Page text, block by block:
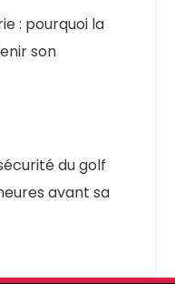
: pourquoi la
son
du golf
avant sa